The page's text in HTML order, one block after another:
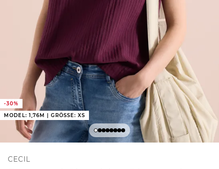
-30%
MODEL: 1,76M | GRÖSSE: XS
CECIL